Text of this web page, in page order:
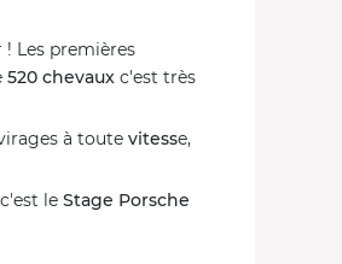
Les premières
520 chevaux c'est très
à toute vitesse,
le Stage Porsche